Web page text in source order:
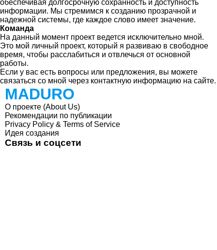
обеспечивая долгосрочную сохранность и доступность
информации. Мы стремимся к созданию прозрачной и
надежной системы, где каждое слово имеет значение.
Команда
На данный момент проект ведется исключительно мной.
Это мой личный проект, который я развиваю в свободное
время, чтобы расслабиться и отвлечься от основной
работы.
Если у вас есть вопросы или предложения, вы можете
связаться со мной через контактную информацию на сайте.
MADURO
О проекте (About Us)
Рекомендации по публикации
Privacy Policy & Terms of Service
Идея создания
Связь и соцсети